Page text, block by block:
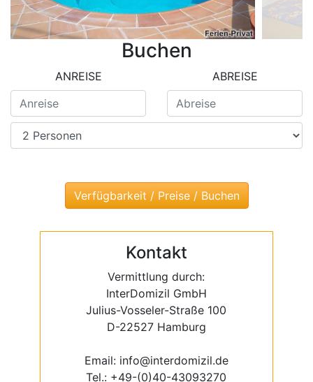
Buchen
ANREISE ABREISE
Kontakt
Vermittlung durch:
InterDomizil GmbH
Julius-Vosseler-Straße 100
D-22527 Hamburg
Email: info@interdomizil.de
Tel.: +49-(0)40-43093270